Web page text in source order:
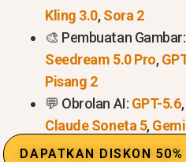
Kling 3.0,Sora 2
🎨 Pembuatan Gambar:
Seedream 5.0 Pro,
Pisang 2
💬 Obrolan AI: GPT-5.6,
Claude Soneta 5,
DAPATKAN DISKON